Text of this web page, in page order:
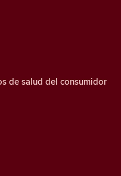
de salud del consumidor